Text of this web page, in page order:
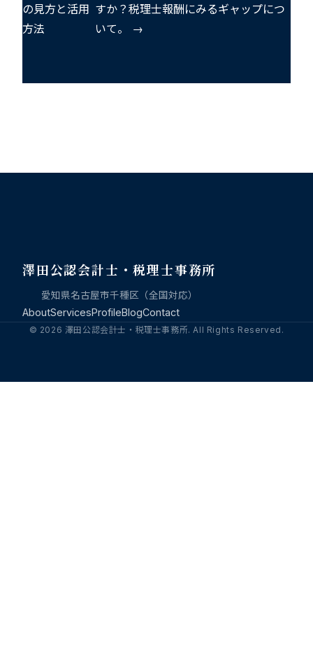
の見方と活用
方法
すか？税理士報酬にみるギャップにつ
いて。 →
澤田公認会計士・税理士事務所
愛知県名古屋市千種区（全国対応）
AboutServicesProfileBlogContact
© 2026 澤田公認会計士・税理士事務所. All Rights Reserved.